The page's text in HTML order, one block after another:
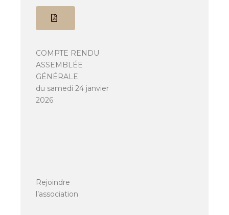
COMPTE RENDU
ASSEMBLÉE
GÉNÉRALE
du samedi 24 janvier
2026
Rejoindre
l’association